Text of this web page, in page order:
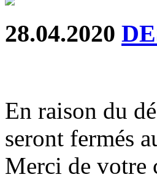
28.04.2020
En raison du
seront fermés
Merci de votre